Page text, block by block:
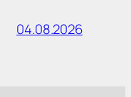
04.08.2026